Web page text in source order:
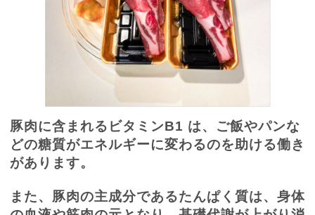
豚肉に含まれるビタミンB1 は、ご飯やパンな
どの糖質がエネルギーに変わるのを助ける働き
があります。
また、豚肉の主成分であるたんぱく質は、身体